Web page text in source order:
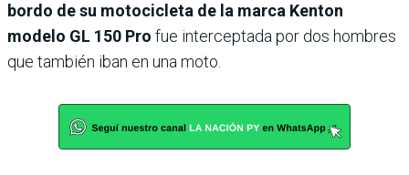
bordo de su motocicleta de la marca Kenton
modelo GL 150 Pro fue interceptada por dos hombres
que también iban en una moto.